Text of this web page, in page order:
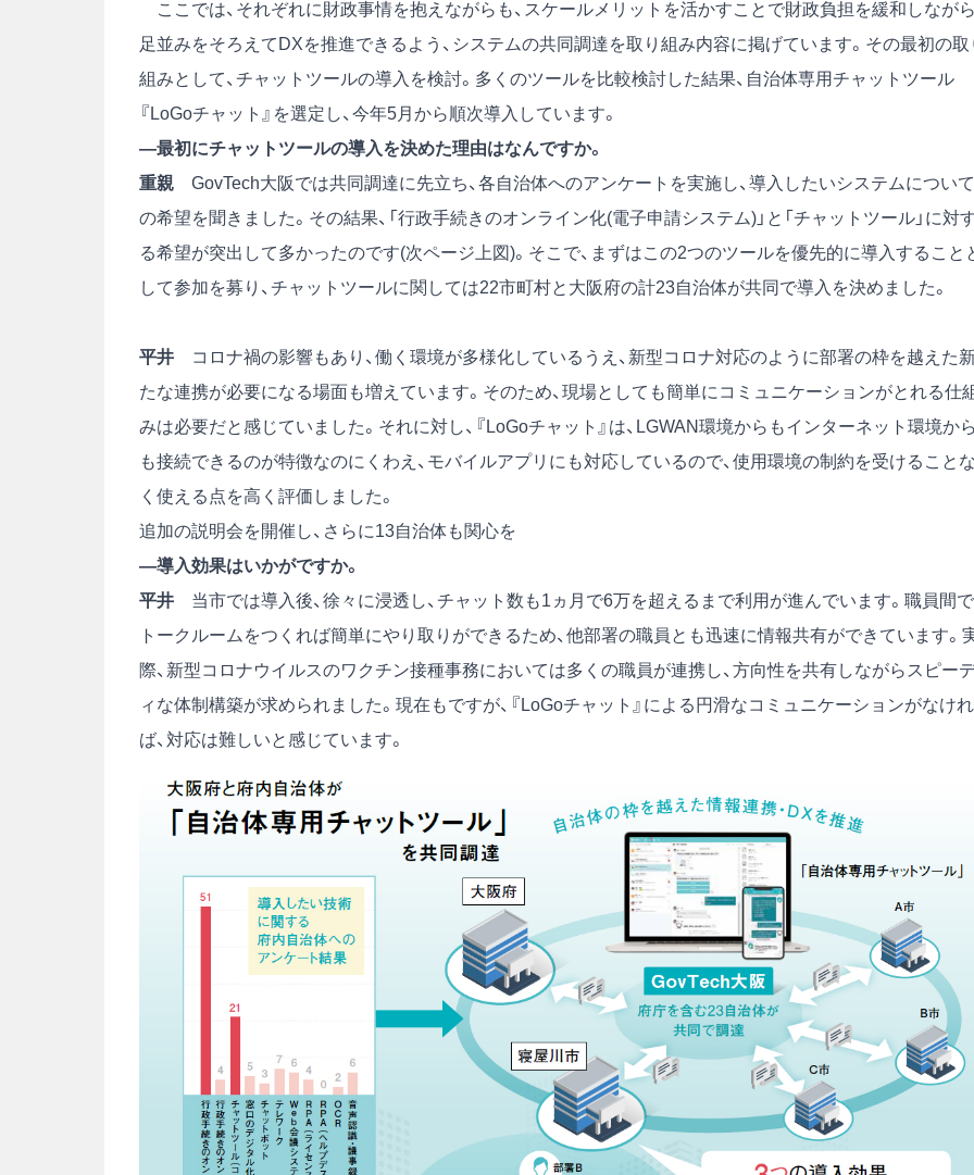
ここでは、それぞれに財政事情を抱えながらも、スケールメリットを活かすことで財政負担を緩和しなが
足並みをそろえてDXを推進できるよう、システムの共同調達を取り組み内容に掲げています。その最初の取
組みとして、チャットツールの導入を検討。多くのツールを比較検討した結果、自治体専用チャットツール
『LoGoチャット』を選定し、今年5月から順次導入しています。
―最初にチャットツールの導入を決めた理由はなんですか。
重親 GovTech大阪では共同調達に先立ち、各自治体へのアンケートを実施し、導入したいシステムについて
の希望を聞きました。その結果、「行政手続きのオンライン化(電子申請システム)」と「チャットツール」に対
る希望が突出して多かったのです(次ページ上図)。そこで、まずはこの2つのツールを優先的に導入すること
して参加を募り、チャットツールに関しては22市町村と大阪府の計23自治体が共同で導入を決めました。
平井 コロナ禍の影響もあり、働く環境が多様化しているうえ、新型コロナ対応のように部署の枠を越えた
たな連携が必要になる場面も増えています。そのため、現場としても簡単にコミュニケーションがとれる仕
みは必要だと感じていました。それに対し、『LoGoチャット』は、LGWAN環境からもインターネット環境か
も接続できるのが特徴なのにくわえ、モバイルアプリにも対応しているので、使用環境の制約を受けること
く使える点を高く評価しました。
追加の説明会を開催し、さらに13自治体も関心を
―導入効果はいかがですか。
平井 当市では導入後、徐々に浸透し、チャット数も1ヵ月で6万を超えるまで利用が進んでいます。職員間で
トークルームをつくれば簡単にやり取りができるため、他部署の職員とも迅速に情報共有ができています。
際、新型コロナウイルスのワクチン接種事務においては多くの職員が連携し、方向性を共有しながらスピー
ィな体制構築が求められました。現在もですが、『LoGoチャット』による円滑なコミュニケーションがなけれ
ば、対応は難しいと感じています。